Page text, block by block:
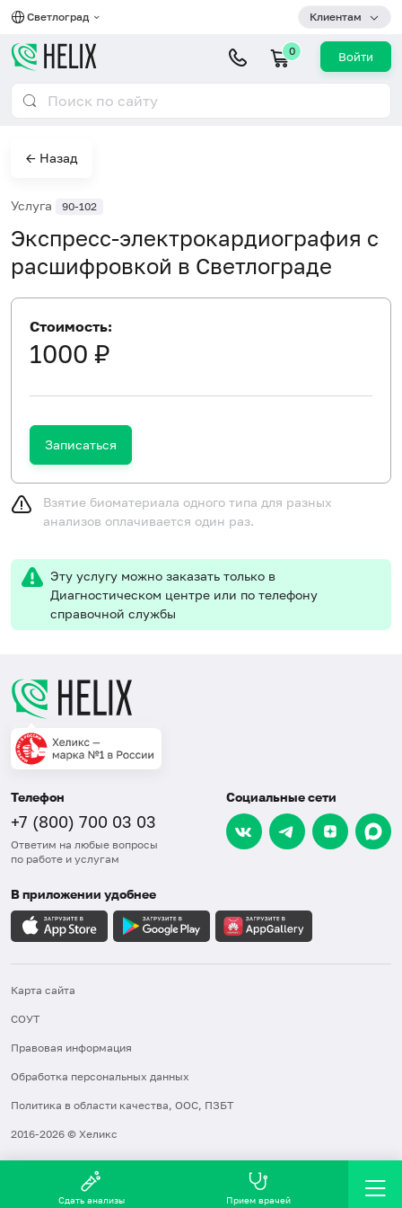
Светлоград Клиентам
0 Войти
← Назад
Услуга 90-102
Экспресс-электрокардиография с
расшифровкой в Светлограде
Стоимость:
1000 ₽
Записаться
Взятие биоматериала одного типа для разных
анализов оплачивается один раз.
Эту услугу можно заказать только в
Диагностическом центре или по телефону
справочной службы
Телефон
+7 (800) 700 03 03
Ответим на любые вопросы
по работе и услугам
Социальные сети
В приложении удобнее
Карта сайта
СОУТ
Правовая информация
Обработка персональных данных
Политика в области качества, ООС, ПЗБТ
2016-2026 © Хеликс
Сдать анализы Прием врачей